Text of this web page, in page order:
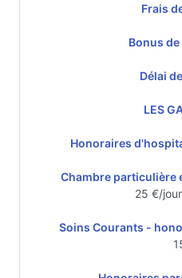
Frais
Bonus
Délai
LES
Honoraires
Chambre particulière
25 €/
Soins Courants -